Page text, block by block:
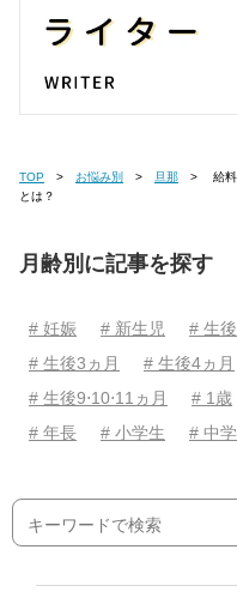
TOP お悩み別 旦那
とは？
月齢別に記事を探す
# 妊娠 # 新生児 # 生
# 生後3ヵ月
# 生後4ヵ月
# 生後9⋅10⋅11ヵ月
# 1歳
# 年長
# 小学生 # 中